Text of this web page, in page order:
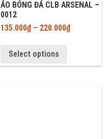
ÁO BÓNG ĐÁ CLB ARSENAL –
0012
135.000₫– 220.000₫
Select options